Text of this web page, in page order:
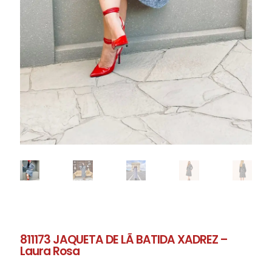
811173 JAQUETA DE LÃ BATIDA XADREZ –
Laura Rosa